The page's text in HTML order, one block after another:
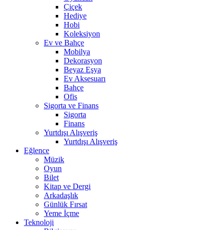
Çiçek
Hediye
Hobi
Koleksiyon
Ev ve Bahçe
Mobilya
Dekorasyon
Beyaz Eşya
Ev Aksesuarı
Bahçe
Ofis
Sigorta ve Finans
Sigorta
Finans
Yurtdışı Alışveriş
Yurtdışı Alışveriş
Eğlence
Müzik
Oyun
Bilet
Kitap ve Dergi
Arkadaşlık
Günlük Fırsat
Yeme İçme
Teknoloji